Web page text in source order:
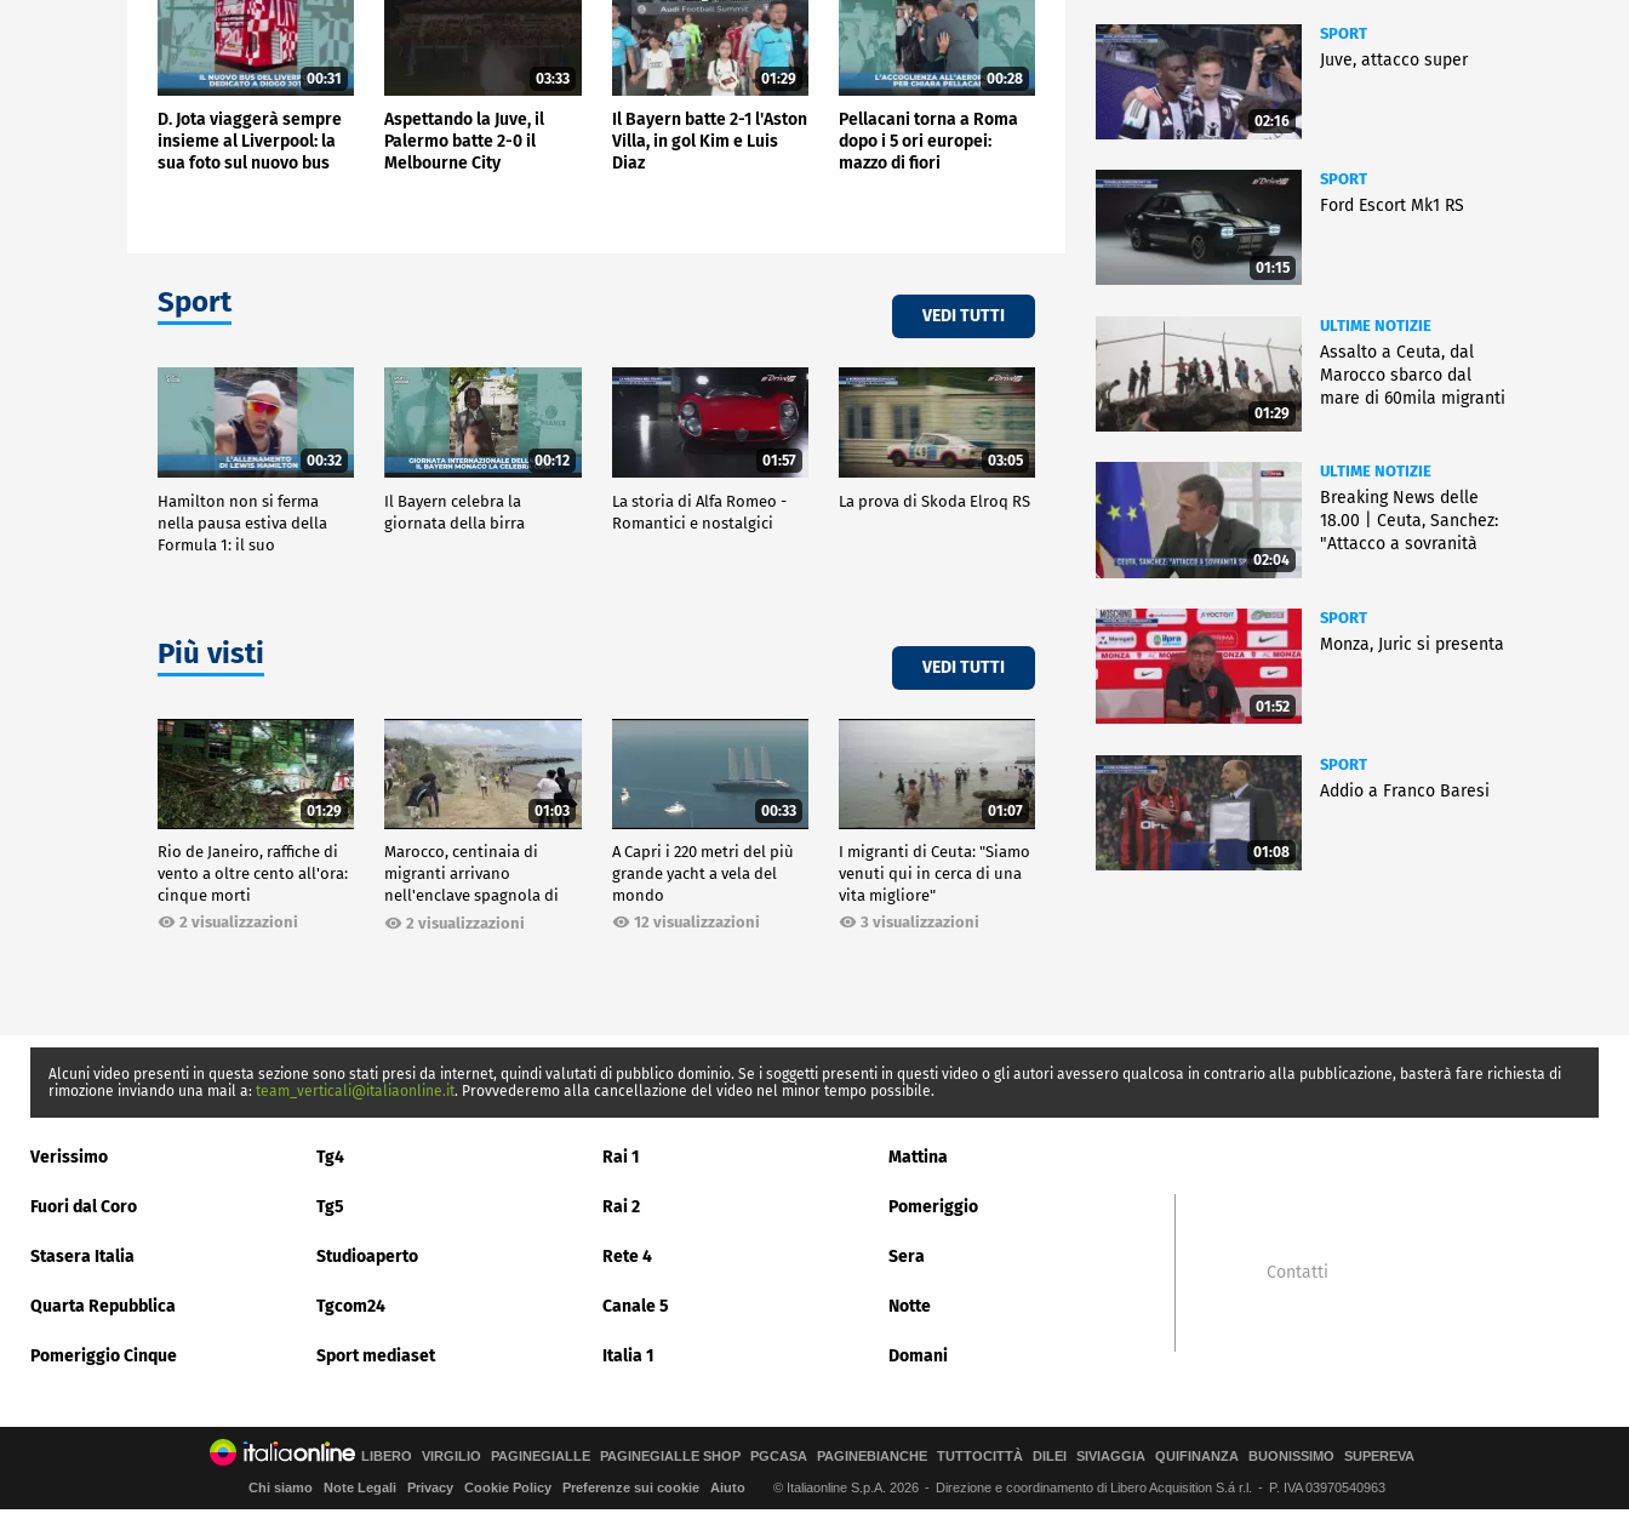
00:31
D. Jota viaggerà sempre
insieme al Liverpool: la
sua foto sul nuovo bus
03:33
Aspettando la Juve, il
Palermo batte 2-0 il
Melbourne City
01:29
Il Bayern batte 2-1 l'Aston
Villa, in gol Kim e Luis
Diaz
00:28
Pellacani torna a Roma
dopo i 5 ori europei:
mazzo di fiori
Sport VEDI TUTTI
00:32
Hamilton non si ferma
nella pausa estiva della
Formula 1: il suo
00:12
Il Bayern celebra la
giornata della birra
01:57
La storia di Alfa Romeo -
Romantici e nostalgici
03:05
La prova di Skoda Elroq RS
Più visti VEDI TUTTI
01:29
Rio de Janeiro, raffiche di
vento a oltre cento all'ora:
cinque morti
2 visualizzazioni
01:03
Marocco, centinaia di
migranti arrivano
nell'enclave spagnola di
Ceuta2 visualizzazioni
00:33
A Capri i 220 metri del più
grande yacht a vela del
mondo
12 visualizzazioni
01:07
I migranti di Ceuta: "Siamo
venuti qui in cerca di una
vita migliore"
3 visualizzazioni
02:16
SPORT
Juve, attacco super
01:15
SPORT
Ford Escort Mk1 RS
01:29
ULTIME NOTIZIE
Assalto a Ceuta, dal
Marocco sbarco dal
mare di 60mila migranti
02:04
ULTIME NOTIZIE
Breaking News delle
18.00 | Ceuta, Sanchez:
"Attacco a sovranità
01:52
SPORT
Monza, Juric si presenta
01:08
SPORT
Addio a Franco Baresi
Alcuni video presenti in questa sezione sono stati presi da internet, quindi valutati di pubblico dominio. Se i soggetti presenti in questi video o gli autori avessero qualcosa in contrario alla pubblicazione, basterà fare richiesta di
rimozione inviando una mail a: team_verticali@italiaonline.it. Provvederemo alla cancellazione del video nel minor tempo possibile.
Verissimo Tg4 Rai 1 Mattina
Fuori dal Coro Tg5 Rai 2 Pomeriggio
Stasera Italia Studioaperto Rete 4 Sera
Quarta Repubblica Tgcom24 Canale 5 Notte
Pomeriggio Cinque Sport mediaset Italia 1 Domani
Contatti
LIBERO VIRGILIO PAGINEGIALLE PAGINEGIALLE SHOP PGCASA PAGINEBIANCHE TUTTOCITTÀ DILEI SIVIAGGIA QUIFINANZA BUONISSIMO SUPEREVA
Chi siamo Note Legali Privacy Cookie Policy Preferenze sui cookie Aiuto © Italiaonline S.p.A. 2026 Direzione e coordinamento di Libero Acquisition S.á r.l. P. IVA 03970540963